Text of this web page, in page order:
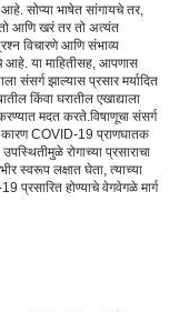
सोप्या भाषेत सांगायचे तर,
आणि खरं तर तो अत्यंत
विचारणे आणि संभाव्य
आहे. या माहितीसह, आपणास
संसर्ग झाल्यास प्रसार मर्यादित
किंवा घरातील एखाद्याला
मदत करते.विषाणूचा संसर्ग
कारण COVID-19 प्राणघातक
रोगाच्या प्रसाराचा
स्वरूप लक्षात घेता, त्याच्या
प्रसारित होण्याचे वेगवेगळे मार्ग